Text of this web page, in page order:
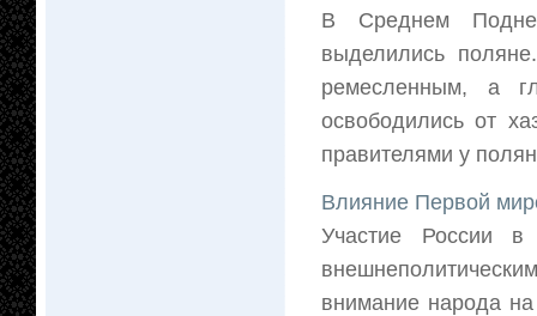
В Среднем
выделились
ремесленным, а
освободились от
правителями у
Влияние Первой
Участие России
внимание народа